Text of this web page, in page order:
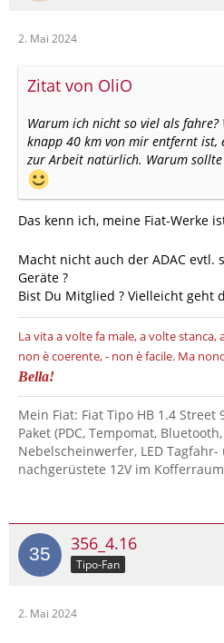
2. Mai 2024
Zitat von OliO
Warum ich nicht so viel als
knapp 40 km von mir entfernt ist,
zur Arbeit natürlich. Warum
Das kenn ich, meine Fiat-Werke
Macht nicht auch der ADAC evtl.
Geräte ?
Bist Du Mitglied ? Vielleicht geht
La vita a volte fa male, a volte stanca,
non è coerente, - non è facile. Ma
Bella!
Mein Fiat: Fiat Tipo HB 1.4 Street
Paket (PDC, Tempomat,
Nebelscheinwerfer, LED
nachgerüstete 12V im
356_4.16
Tipo-Fan
2. Mai 2024